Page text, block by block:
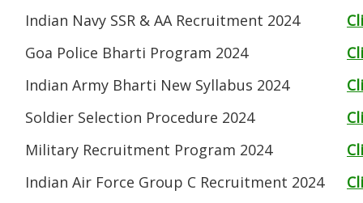
Indian Navy SSR & AA Recruitment 2024
Goa Police Bharti Program 2024
Indian Army Bharti New Syllabus 2024
Soldier Selection Procedure 2024
Military Recruitment Program 2024
Indian Air Force Group C Recruitment 2024